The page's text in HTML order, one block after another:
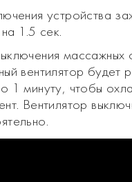
устройства
на 1.5 сек.
массажных
вентилятор будет
1 минуту, чтобы
Вентилятор